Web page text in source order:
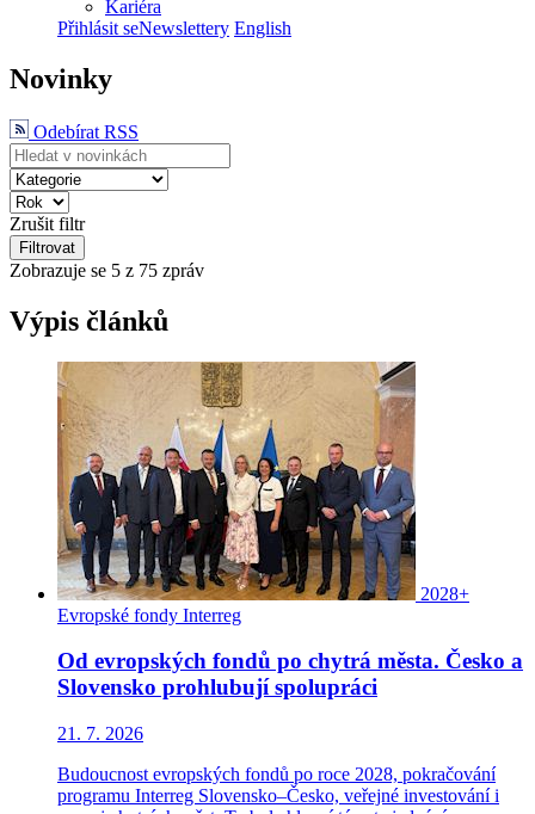
Kariéra
Přihlásit seNewslettery English
Novinky
Odebírat RSS
Zrušit filtr
Filtrovat
Zobrazuje se 5 z 75 zpráv
Výpis článků
2028+
Evropské fondy Interreg
Od evropských fondů po chytrá města. Česko a
Slovensko prohlubují spolupráci
21. 7. 2026
Budoucnost evropských fondů po roce 2028, pokračování
programu Interreg Slovensko–Česko, veřejné investování i